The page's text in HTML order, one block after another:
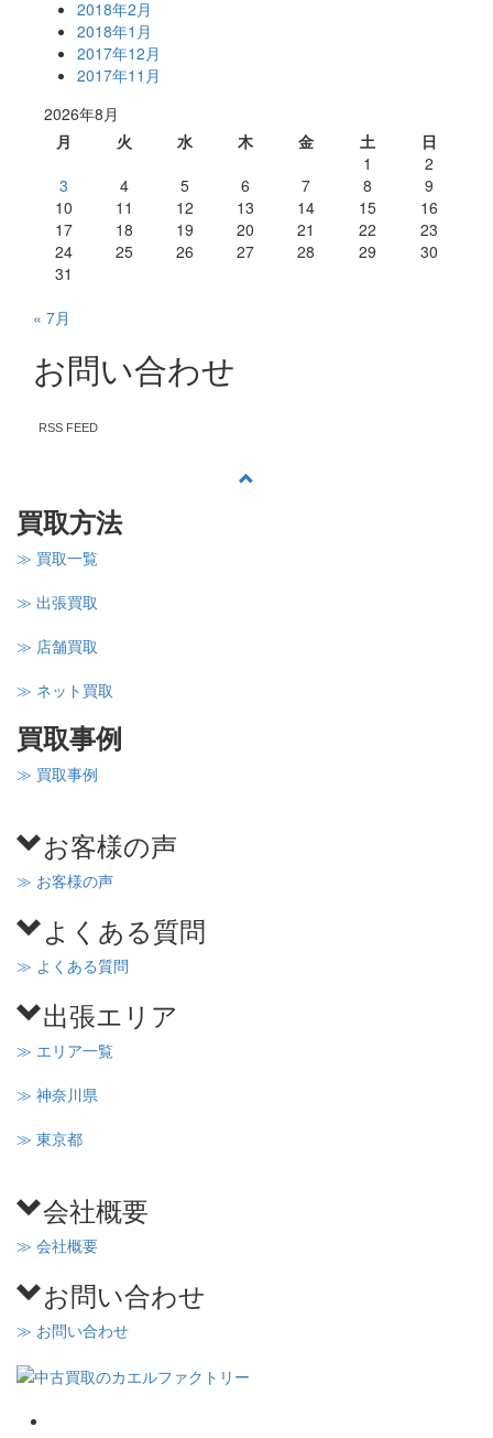
2018年2月
2018年1月
2017年12月
2017年11月
2026年8月
月
火 水 木 金 土
日
1
2
3
4 5 6 7 8
9
10
11 12 13 14 15
16
17
18 19 20 21 22
23
24
25 26 27 28 29
30
31
« 7月
お問い合わせ
RSS FEED
買取方法
≫ 買取一覧
≫ 出張買取
≫ 店舗買取
≫ ネット買取
買取事例
≫ 買取事例
お客様の声
≫ お客様の声
よくある質問
≫ よくある質問
出張エリア
≫ エリア一覧
≫ 神奈川県
≫ 東京都
会社概要
≫ 会社概要
お問い合わせ
≫ お問い合わせ